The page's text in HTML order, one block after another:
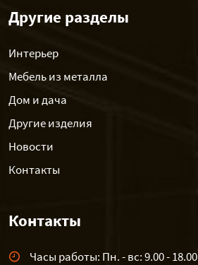
Другие разделы
Интерьер
Мебель из металла
Дом и дача
Другие изделия
Новости
Контакты
Контакты
Часы работы: Пн. - вс: 9.00 - 18.00